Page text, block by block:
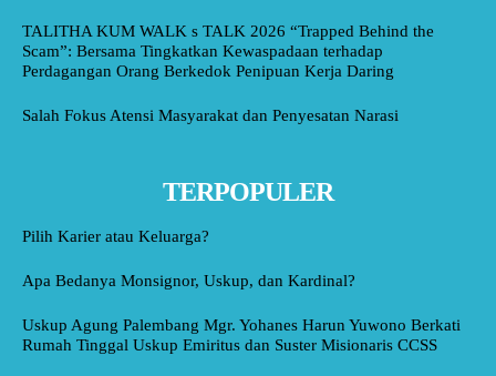
TALITHA KUM WALK s TALK 2026 “Trapped Behind the
Scam”: Bersama Tingkatkan Kewaspadaan terhadap
Perdagangan Orang Berkedok Penipuan Kerja Daring
Salah Fokus Atensi Masyarakat dan Penyesatan Narasi
TERPOPULER
Pilih Karier atau Keluarga?
Apa Bedanya Monsignor, Uskup, dan Kardinal?
Uskup Agung Palembang Mgr. Yohanes Harun Yuwono Berkati
Rumah Tinggal Uskup Emiritus dan Suster Misionaris CCSS